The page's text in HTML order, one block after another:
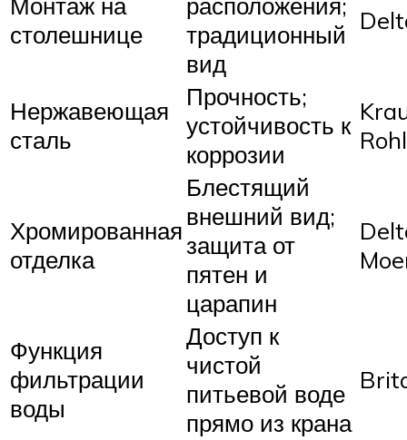
столешнице
традиционный
вид
Нержавеющая
сталь
Прочность;
устойчивость к
коррозии
Rohl
Хромированная
отделка
Блестящий
внешний вид;
защита от
пятен и
царапин
Функция
фильтрации
воды
Доступ к
чистой
питьевой воде
прямо из крана